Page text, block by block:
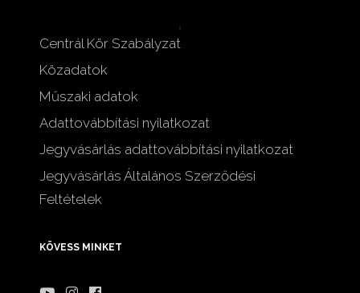
Centrál Kör Szabályzat
Közadatok
Műszaki adatok
Adattovábbítási nyilatkozat
Jegyvásárlás adattovábbítási nyilatkozat
Jegyvásárlás Általános Szerződési
Feltételek
KÖVESS MINKET